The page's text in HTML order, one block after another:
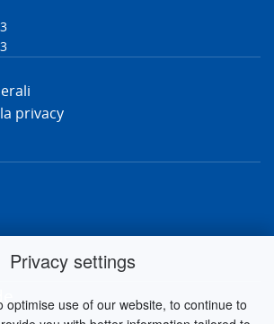
Privacy settings
optimise use of our website, to continue to
privacy